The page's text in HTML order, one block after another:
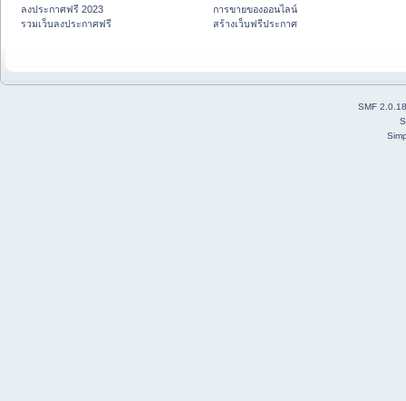
ลงประกาศฟรี 2023
รวมเว็บลงประกาศฟรี
การขายของออนไลน์
สร้างเว็บฟรีประกาศ
SMF 2.0.18